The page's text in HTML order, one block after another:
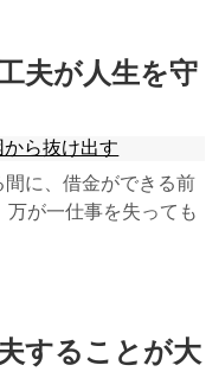
夫が人生を守
から抜け出す
に、借金ができる前
が一仕事を失っても
することが大